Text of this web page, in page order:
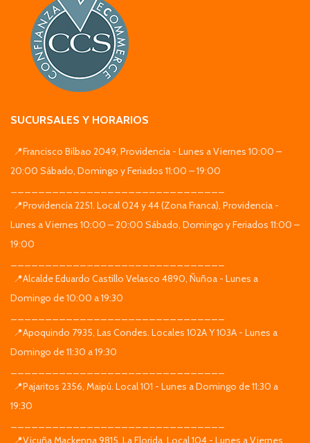
SUCURSALES Y HORARIOS
📍Francisco Bilbao 2049, Providencia - Lunes a Viernes 10:00 –
20:00 Sábado, Domingo y Feriados 11:00 – 19:00
📍Providencia 2251. Local 024 y 44 (Zona Franca), Providencia -
Lunes a Viernes 10:00 – 20:00 Sábado, Domingo y Feriados 11:00 –
19:00
📍Alcalde Eduardo Castillo Velasco 4890, Ñuñoa - Lunes a
Domingo de 10:00 a 19:30
📍Apoquindo 7935, Las Condes. Locales 102A Y 103A - Lunes a
Domingo de 11:30 a 19:30
📍Pajaritos 2356, Maipú. Local 101 - Lunes a Domingo de 11:30 a
19:30
📍Vicuña Mackenna 9815, La Florida. Local 104 - Lunes a Viernes